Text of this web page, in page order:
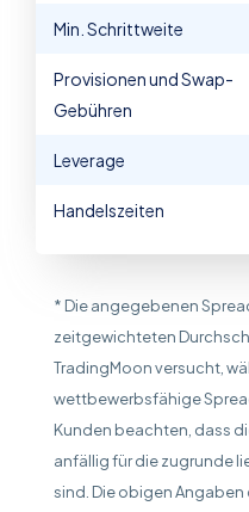
Min. Schrittweite
Provisionen und Swap-
Gebühren
Leverage
Handelszeiten
* Die angegebenen
zeitgewichteten
TradingMoon versucht,
wettbewerbsfähige
Kunden beachten, dass
anfällig für die zugrunde
sind. Die obigen Angaben